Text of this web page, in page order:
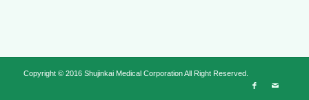
Copyright © 2016 Shujinkai Medical Corporation All Right Reserved.